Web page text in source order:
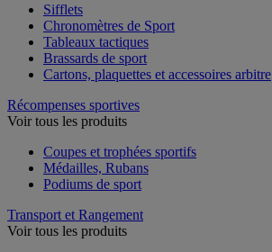
Sifflets
Chronomètres de Sport
Tableaux tactiques
Brassards de sport
Cartons, plaquettes et accessoires arbitre
Récompenses sportives
Voir tous les produits
Coupes et trophées sportifs
Médailles, Rubans
Podiums de sport
Transport et Rangement
Voir tous les produits